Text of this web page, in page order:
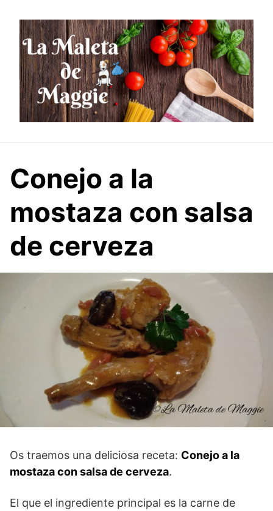
contenido
Conejo a la
mostaza con salsa
de cerveza
Os traemos una deliciosa receta: Conejo a la
mostaza con salsa de cerveza.
El que el ingrediente principal es la carne de